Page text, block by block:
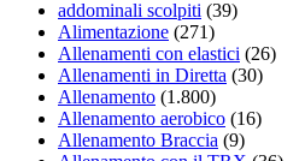
addominali scolpiti (39)
Alimentazione (271)
Allenamenti con elastici (26)
Allenamenti in Diretta (30)
Allenamento (1.800)
Allenamento aerobico (16)
Allenamento Braccia (9)